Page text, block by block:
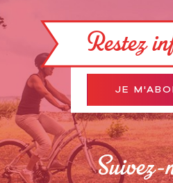
Restez
JE
Suivez-